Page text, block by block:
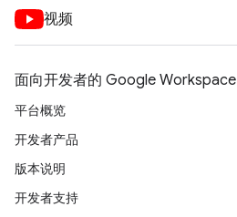
视频
面向开发者的 Google Workspace
平台概览
开发者产品
版本说明
开发者支持